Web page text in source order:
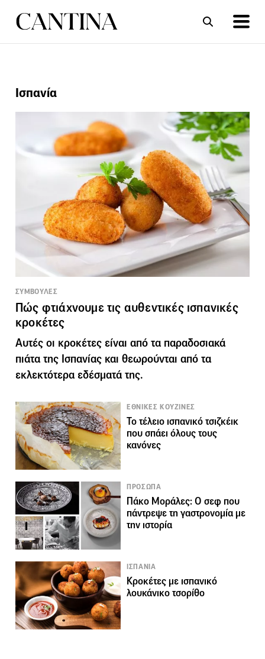
Ισπανία
ΣΥΜΒΟΥΛΕΣ
Πώς φτιάχνουμε τις αυθεντικές ισπανικές
κροκέτες
Αυτές οι κροκέτες είναι από τα παραδοσιακά
πιάτα της Ισπανίας και θεωρούνται από τα
εκλεκτότερα εδέσματά της.
ΕΘΝΙΚΕΣ ΚΟΥΖΙΝΕΣ
Το τέλειο ισπανικό τσιζκέικ
που σπάει όλους τους
κανόνες
ΠΡΟΣΩΠΑ
Πάκο Μοράλες: O σεφ που
πάντρεψε τη γαστρονομία με
την ιστορία
ΙΣΠΑΝΙΑ
Κροκέτες με ισπανικό
λουκάνικο τσορίθο